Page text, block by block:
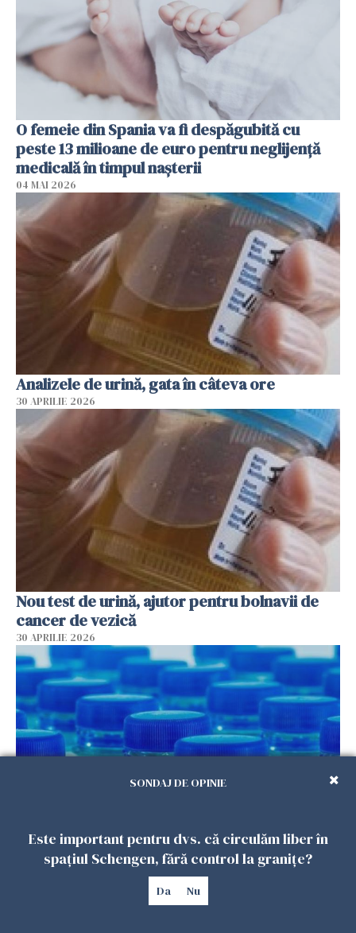
O femeie din Spania va fi despăgubită cu
peste 13 milioane de euro pentru neglijenţă
medicală în timpul naşterii
04 MAI 2026
Analizele de urină, gata în câteva ore
30 APRILIE 2026
Nou test de urină, ajutor pentru bolnavii de
cancer de vezică
30 APRILIE 2026
Nașteri premature și decese de nou-născuți
din cauza ftalaților din plastic
SONDAJ DE OPINIE
Este important pentru dvs. că circulăm liber în
spațiul Schengen, fără control la granițe?
Da Nu